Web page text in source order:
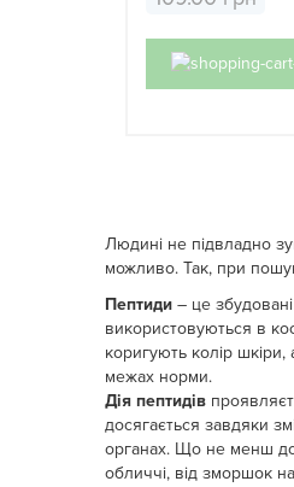
Людині не підвладно
можливо. Так, при
Пептиди – це
використовуються в
коригують колір
межах норми.
Дія пептидів
досягається завдяки
органах. Що не менш
обличчі, від зморшок